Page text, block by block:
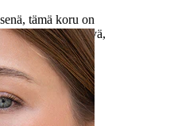
tämä koru on
energialle. Kiiltävä,